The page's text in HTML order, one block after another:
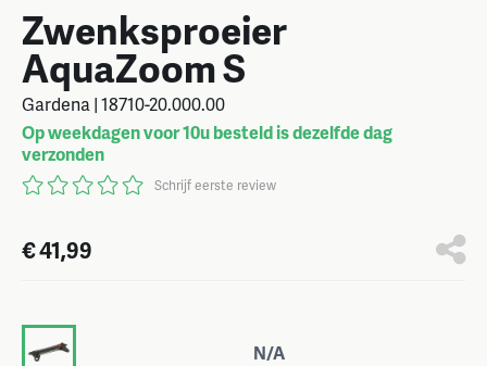
Zwenksproeier
AquaZoom S
Gardena | 18710-20.000.00
Op weekdagen voor 10u besteld is dezelfde dag
verzonden
Schrijf eerste review
€ 41,99
N/A